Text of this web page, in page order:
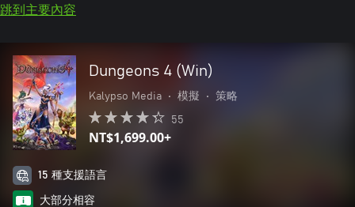
跳到主要內容
Dungeons 4 (Win)
Kalypso Media • 模擬 • 策略
55
NT$1,699.00+
15 種支援語言
大部分相容